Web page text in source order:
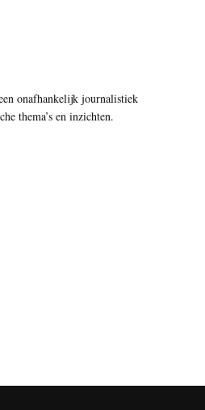
onafhankelijk journalistiek
thema’s en inzichten.